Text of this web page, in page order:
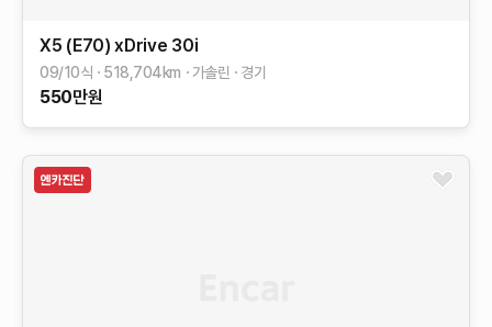
X5 (E70) xDrive 30i
09/10식 518,704km 가솔린 경기
550만원